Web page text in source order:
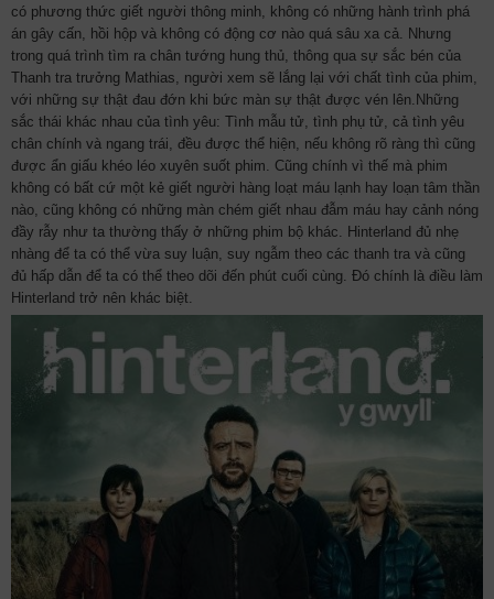
có phương thức giết người thông minh, không có những hành trình phá
án gây cấn, hồi hộp và không có động cơ nào quá sâu xa cả. Nhưng
trong quá trình tìm ra chân tướng hung thủ, thông qua sự sắc bén của
Thanh tra trưởng Mathias, người xem sẽ lắng lại với chất tình của phim,
với những sự thật đau đớn khi bức màn sự thật được vén lên.Những
sắc thái khác nhau của tình yêu: Tình mẫu tử, tình phụ tử, cả tình yêu
chân chính và ngang trái, đều được thể hiện, nếu không rõ ràng thì cũng
được ẩn giấu khéo léo xuyên suốt phim. Cũng chính vì thế mà phim
không có bất cứ một kẻ giết người hàng loạt máu lạnh hay loạn tâm thần
nào, cũng không có những màn chém giết nhau đẫm máu hay cảnh nóng
đầy rẫy như ta thường thấy ở những phim bộ khác. Hinterland đủ nhẹ
nhàng để ta có thể vừa suy luận, suy ngẫm theo các thanh tra và cũng
đủ hấp dẫn để ta có thể theo dõi đến phút cuối cùng. Đó chính là điều làm
Hinterland trở nên khác biệt.